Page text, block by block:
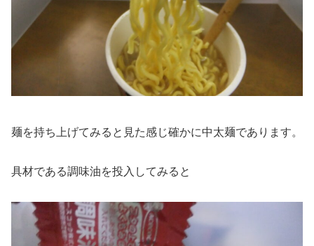
麺を持ち上げてみると見た感じ確かに中太麺であります。
具材である調味油を投入してみると